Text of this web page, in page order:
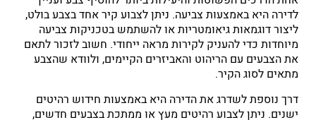
לדירה היא באמצעות צביעה. ניתן לצבוע קיר אחד בצבע בולט,
ליצור דוגמאות גיאומטריות או להשתמש בטכניקות צביעה
מיוחדות כדי להעניק לקירות מראה ייחודי. חשוב לזכור לתאם
את הצבעים עם הריהוט והאביזרים הקיימים, ולוודא שהצבע
מתאים לסוג הקיר.
דרך נוספת לשדרג את הדירה היא באמצעות חידוש רהיטים
ישנים. ניתן לצבוע רהיטים מעץ או ממתכת בצבעים חדשים,